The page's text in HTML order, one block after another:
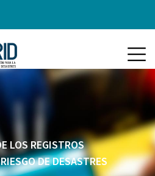
LOS REGISTROS
DE DESASTRES